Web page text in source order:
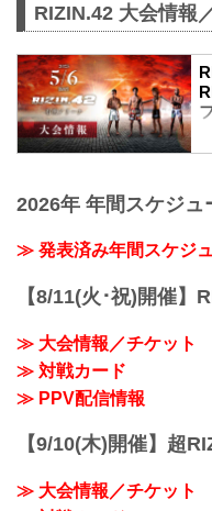
RIZIN.42 大会情報
※
2026年 年間スケジュ
≫ 発表済み年間スケジ
【8/11(火･祝)開催】
≫ 大会情報／チケット
≫ 対戦カード
≫ PPV配信情報
【9/10(木)開催】超
≫ 大会情報／チケット